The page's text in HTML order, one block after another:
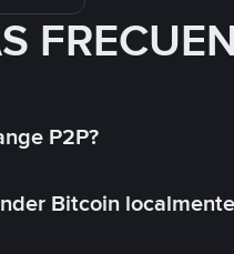
P2P?
Bitcoin